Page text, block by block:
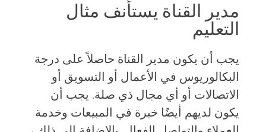
مدير القناة يستأنف مثال
التعليم
يجب أن يكون مدير القناة حاصلاً على درجة
البكالوريوس في الأعمال أو التسويق أو
الاتصالات أو أي مجال ذي صلة. يجب أن
يكون لديهم أيضًا خبرة في المبيعات وخدمة